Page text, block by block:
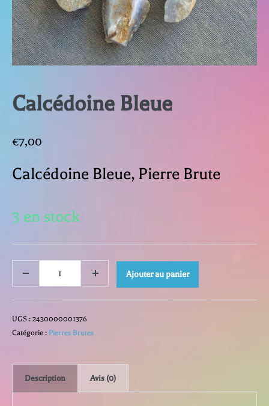
Calcédoine Bleue
€7,00
Calcédoine Bleue, Pierre Brute
3 en stock
quantité
de
Calcédoine
Bleue
Ajouter au panier
UGS : 2430000001376
Catégorie : Pierres Brutes
Description Avis (0)